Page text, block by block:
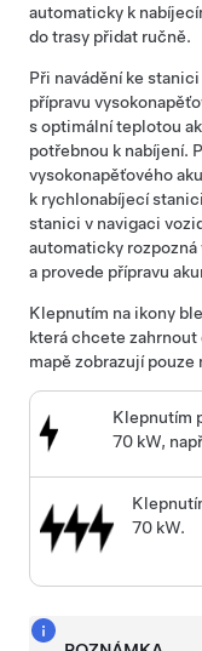
automaticky k
do trasy přidat ručně.
Při navádění ke
přípravu
s optimální teplotou
potřebnou k nabíjení.
vysokonapěťového
k rychlonabíjecí
stanici v navigaci
automaticky
a provede přípravu
Klepnutím na ikony
která chcete zahrnout
mapě zobrazují
Klepnutím
70 kW,
70 kW.